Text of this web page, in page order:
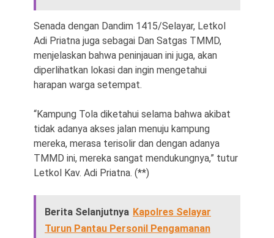
Senada dengan Dandim 1415/Selayar, Letkol
Adi Priatna juga sebagai Dan Satgas TMMD,
menjelaskan bahwa peninjauan ini juga, akan
diperlihatkan lokasi dan ingin mengetahui
harapan warga setempat.
“Kampung Tola diketahui selama bahwa akibat
tidak adanya akses jalan menuju kampung
mereka, merasa terisolir dan dengan adanya
TMMD ini, mereka sangat mendukungnya,” tutur
Letkol Kav. Adi Priatna. (**)
Berita Selanjutnya Kapolres Selayar
Turun Pantau Personil Pengamanan